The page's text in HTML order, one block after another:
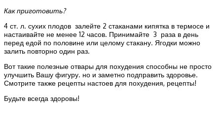
Как приготовить?
4 ст. л. сухих плодов залейте 2 стаканами кипятка в термосе и
настаивайте не менее 12 часов. Принимайте 3 раза в день
перед едой по половине или целому стакану. Ягодки можно
залить повторно один раз.
Вот такие полезные отвары для похудения способны не просто
улучшить Вашу фигуру. но и заметно подправить здоровье.
Смотрите также рецепты настоев для похудения, рецепты!
Будьте всегда здоровы!